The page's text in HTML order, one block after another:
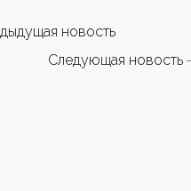
новость
Следующая новость